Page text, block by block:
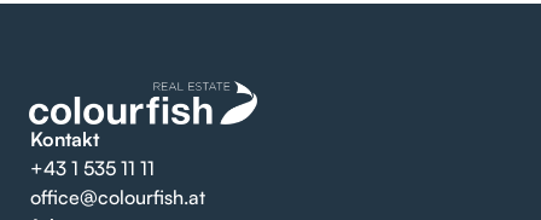
Kontakt
+43 1 535 11 11
office@colourfish.at